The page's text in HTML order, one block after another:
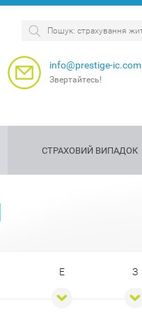
info@prestige-
Звертайтесь!
СТРАХОВИЙ ВИПАДОК
Е З